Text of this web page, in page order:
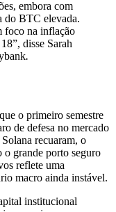
embora com
do BTC elevada.
foco na inflação
disse Sarah
.
o primeiro semestre
de defesa no mercado
recuaram, o
grande porto seguro
reflete uma
macro ainda instável.
institucional